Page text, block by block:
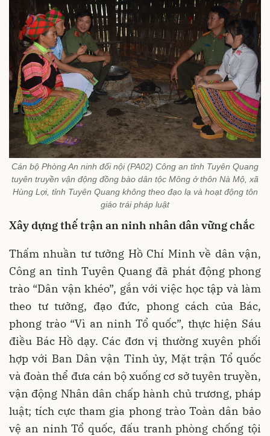
Cán bộ Phòng An ninh đối nội (PA02) Công an tỉnh Tuyên Quang
tuyên truyền vận động đồng bào dân tộc Mông ở thôn Nà Mộ, xã
Hùng Lợi, tỉnh Tuyên Quang không theo đạo lạ và hoạt động tôn
giáo trái pháp luật
Xây dựng thế trận an ninh nhân dân vững chắc
Thấm nhuần tư tưởng Hồ Chí Minh về dân vận,
Công an tỉnh Tuyên Quang đã phát động phong
trào “Dân vận khéo”, gắn với việc học tập và làm
theo tư tưởng, đạo đức, phong cách của Bác,
phong trào “Vì an ninh Tổ quốc”, thực hiện Sáu
điều Bác Hồ dạy. Các đơn vị thường xuyên phối
hợp với Ban Dân vận Tỉnh ủy, Mặt trận Tổ quốc
và đoàn thể đưa cán bộ xuống cơ sở tuyên truyền,
vận động Nhân dân chấp hành chủ trương, pháp
luật; tích cực tham gia phong trào Toàn dân bảo
vệ an ninh Tổ quốc, đấu tranh phòng chống tội